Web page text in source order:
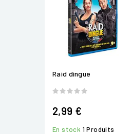
Raid dingue
2,99 €
En stock 1 Produits